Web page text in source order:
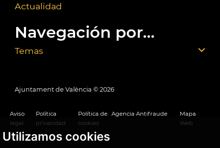
Utilizamos cookies
Actualidad
Navegación por...
Temas
Ajuntament de València © 2026
Aviso
legal
Política
privacidad
Política de
cookies
Agencia Antifraude
Mapa
Web